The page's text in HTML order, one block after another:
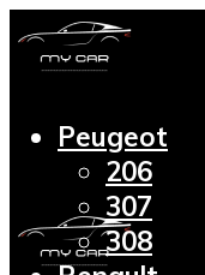
Peugeot
206
307
308